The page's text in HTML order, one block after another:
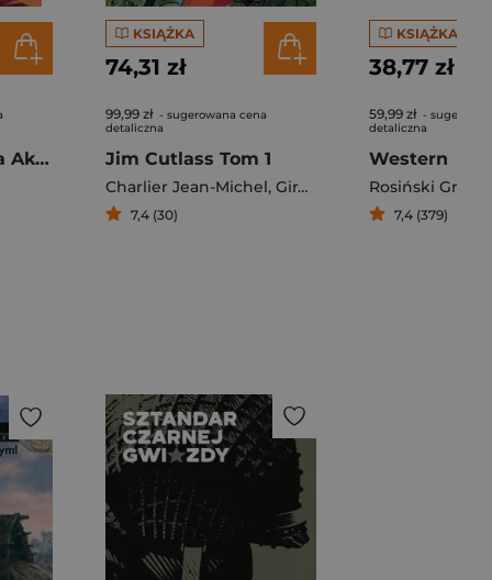
Dorwać Ramireza Akt I
KSIĄŻKA
74,31 zł
99,99 zł - sugerowana cena
detaliczna
Jim Cutlass Tom 1
Charlier Jean-Michel, Giraud Jean
7,4 (30)
KSIĄŻKA
38,77 zł
59,99 zł -
detaliczna
Western
Rosiński
7,4 (379)